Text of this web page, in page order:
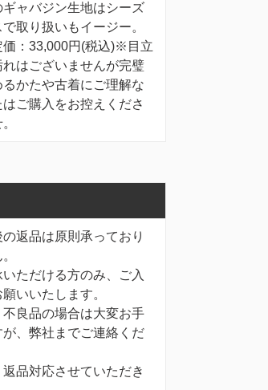
ギャバジン生地はシーズ
で取り扱いもイージー。
価：33,000円(税込)※目立
れはございませんが完璧
るかたや古着にご理解な
はご購入をお控えくださ
の返品は原則承っており
いただける方のみ、ご入
いいたします。
不良品の場合は大変お手
が、弊社までご連絡くだ
品対応させていただき